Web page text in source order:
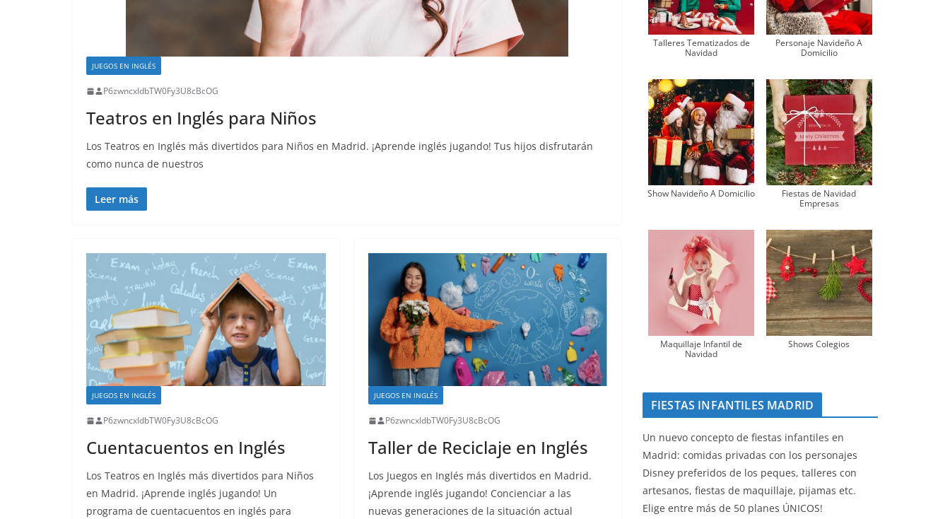
JUEGOS EN INGLÉS
P6zwncxIdbTW0Fy3U8cBcOG
Teatros en Inglés para Niños
Los Teatros en Inglés más divertidos para Niños en Madrid. ¡Aprende inglés jugando! Tus hijos disfrutarán
como nunca de nuestros
Leer más
JUEGOS EN INGLÉS
P6zwncxIdbTW0Fy3U8cBcOG
Cuentacuentos en Inglés
Los Teatros en Inglés más divertidos para Niños
en Madrid. ¡Aprende inglés jugando! Un
programa de cuentacuentos en inglés para
JUEGOS EN INGLÉS
P6zwncxIdbTW0Fy3U8cBcOG
Taller de Reciclaje en Inglés
Los Juegos en Inglés más divertidos en Madrid.
¡Aprende inglés jugando! Concienciar a las
nuevas generaciones de la situación actual
Talleres Tematizados de
Navidad
Personaje Navideño A
Domicilio
Show Navideño A Domicilio
Fiestas de Navidad
Empresas
Maquillaje Infantil de
Navidad
Shows Colegios
FIESTAS INFANTILES MADRID
Un nuevo concepto de fiestas infantiles en
Madrid: comidas privadas con los personajes
Disney preferidos de los peques, talleres con
artesanos, fiestas de maquillaje, pijamas etc.
Elige entre más de 50 planes ÚNICOS!